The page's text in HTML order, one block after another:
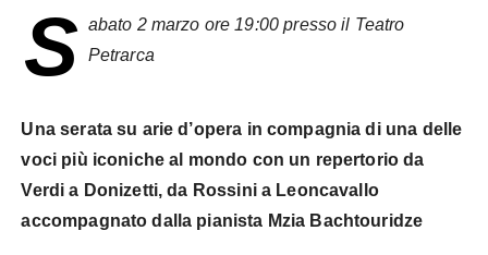
S abato 2 marzo ore 19:00 presso il Teatro
Petrarca
Una serata su arie d’opera in compagnia di una delle
voci più iconiche al mondo con un repertorio da
Verdi a Donizetti, da Rossini a Leoncavallo
accompagnato dalla pianista Mzia Bachtouridze